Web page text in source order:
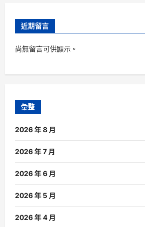
近期留言
尚無留言可供顯示。
彙整
2026 年 8 月
2026 年 7 月
2026 年 6 月
2026 年 5 月
2026 年 4 月